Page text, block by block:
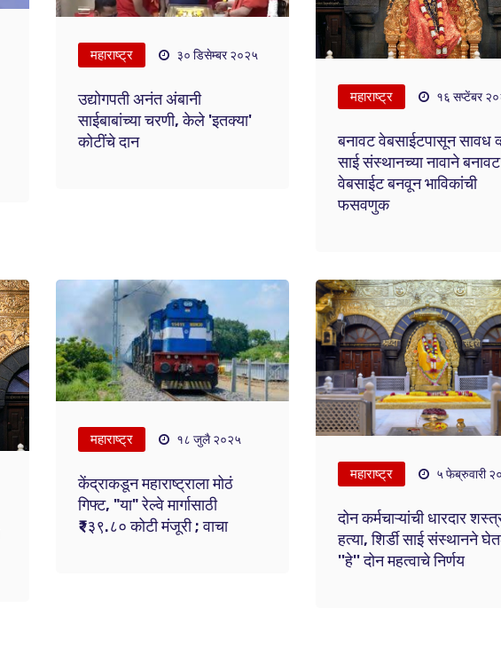
महाराष्ट्र ३० डिसेम्बर २०२५
उद्योगपती अनंत अंबानी
साईबाबांच्या चरणी, केले 'इतक्या'
कोटींचे दान
महाराष्ट्र १६ सप्टेंबर
बनावट वेबसाईटपासून सावध
साई संस्थानच्या नावाने बनावट
वेबसाईट बनवून भाविकांची
फसवणुक
महाराष्ट्र १८ जुलै २०२५
केंद्राकडून महाराष्ट्राला मोठं
गिफ्ट, "या" रेल्वे मार्गासाठी
₹२३९.८० कोटी मंजूरी ; वाचा
महाराष्ट्र ५ फेब्रुवारी
दोन कर्मचाऱ्यांची धारदार
हत्या, शिर्डी साई संस्थानने
''हे'' दोन महत्वाचे निर्णय